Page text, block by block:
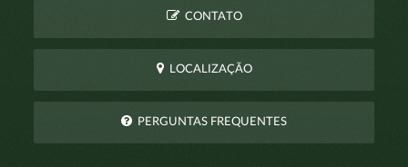
CONTATO
LOCALIZAÇÃO
PERGUNTAS FREQUENTES